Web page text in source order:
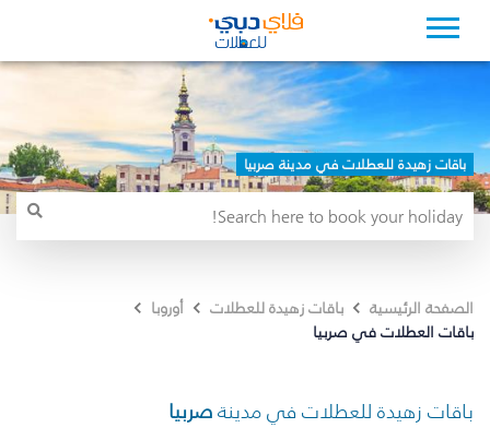
باقات زهيدة للعطلات في مدينة صربيا
الصفحة الرئيسية باقات زهيدة للعطلات
أوروبا
باقات العطلات في صربيا
باقات زهيدة للعطلات في مدينةصربيا